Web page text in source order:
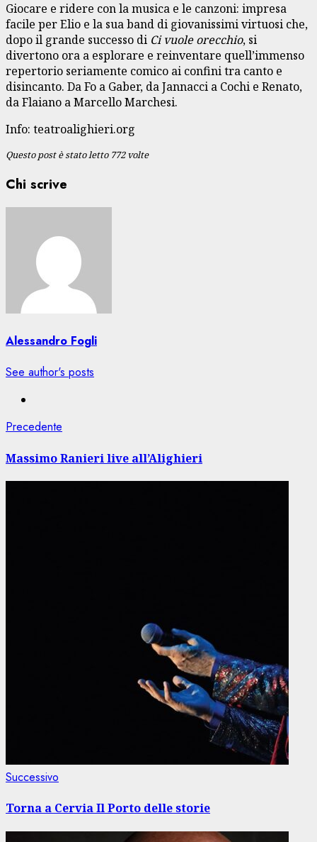
Giocare e ridere con la musica e le canzoni: impresa
facile per Elio e la sua band di giovanissimi virtuosi che,
dopo il grande successo di Ci vuole orecchio, si
divertono ora a esplorare e reinventare quell’immenso
repertorio seriamente comico ai confini tra canto e
disincanto. Da Fo a Gaber, da Jannacci a Cochi e Renato,
da Flaiano a Marcello Marchesi.
Info: teatroalighieri.org
Questo post è stato letto 772 volte
Chi scrive
Alessandro Fogli
See author's posts
Navigazione
articolo
Precedente
Massimo Ranieri live all’Alighieri
Successivo
Torna a Cervia Il Porto delle storie